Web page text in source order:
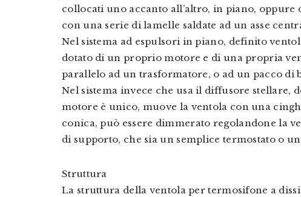
collocati uno accanto all’altro, in piano,
con una serie di lamelle saldate ad un asse
Nel sistema ad espulsori in piano, definito
dotato di un proprio motore e di una propria
parallelo ad un trasformatore, o ad un pacco di
Nel sistema invece che usa il diffusore stellare,
motore è unico, muove la ventola con una
conica, può essere dimmerato regolandone la
di supporto, che sia un semplice termostato o
Struttura
La struttura della ventola per termosifone a